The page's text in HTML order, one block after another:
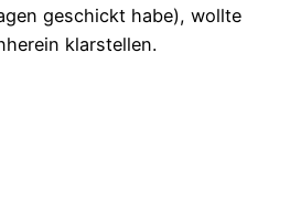
geschickt habe), wollte
klarstellen.